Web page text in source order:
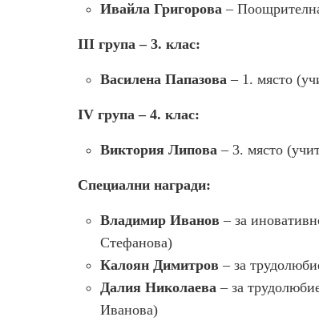
Ивайла Григорова –
III група – 3. клас:
Василена Папазова – 1. място
IV група – 4. клас:
Виктория Липова – 3. място
Специални награди:
Владимир Иванов – за
Стефанова)
Калоян Димитров – за
Далия Николаева – за
Иванова)